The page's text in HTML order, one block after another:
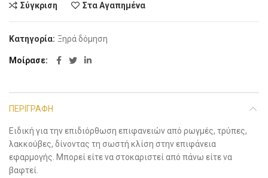
Σύγκριση Στα Αγαπημένα
Κατηγορία: Ξηρά δόμηση
Μοίρασε
ΠΕΡΙΓΡΑΦΉ
Ειδική για την επιδιόρθωση επιφανειών από ρωγμές, τρύπες,
λακκούβες, δίνοντας τη σωστή κλίση στην επιφάνεια
εφαρμογής. Μπορεί είτε να στοκαριστεί από πάνω είτε να
βαφτεί.